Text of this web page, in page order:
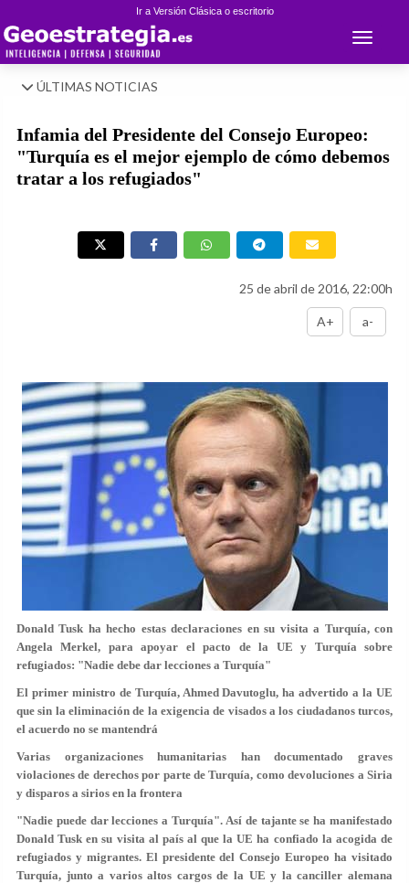
Ir a Versión Clásica o escritorio
Toggle
ÚLTIMAS NOTICIAS
Infamia del Presidente del Consejo Europeo:
"Turquía es el mejor ejemplo de cómo debemos
tratar a los refugiados"
25 de abril de 2016, 22:00h
A+ a-
Donald Tusk ha hecho estas declaraciones en su visita a Turquía, con
Angela Merkel, para apoyar el pacto de la UE y Turquía sobre
refugiados: "Nadie debe dar lecciones a Turquía"
El primer ministro de Turquía, Ahmed Davutoglu, ha advertido a la UE
que sin la eliminación de la exigencia de visados a los ciudadanos turcos,
el acuerdo no se mantendrá
Varias organizaciones humanitarias han documentado graves
violaciones de derechos por parte de Turquía, como devoluciones a Siria
y disparos a sirios en la frontera
"Nadie puede dar lecciones a Turquía". Así de tajante se ha manifestado
Donald Tusk en su visita al país al que la UE ha confiado la acogida de
refugiados y migrantes. El presidente del Consejo Europeo ha visitado
Turquía, junto a varios altos cargos de la UE y la canciller alemana